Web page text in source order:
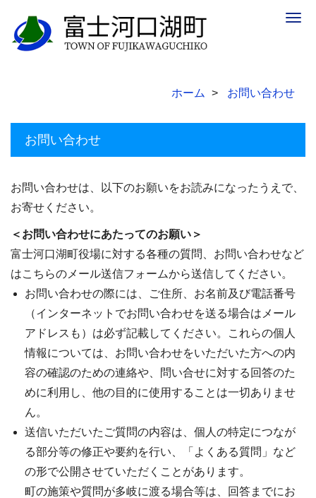
ホーム お問い合わせ
お問い合わせ
お問い合わせは、以下のお願いをお読みになったうえで、
お寄せください。
＜お問い合わせにあたってのお願い＞
富士河口湖町役場に対する各種の質問、お問い合わせなど
はこちらのメール送信フォームから送信してください。
お問い合わせの際には、ご住所、お名前及び電話番号
（インターネットでお問い合わせを送る場合はメール
アドレスも）は必ず記載してください。これらの個人
情報については、お問い合わせをいただいた方への内
容の確認のための連絡や、問い合せに対する回答のた
めに利用し、他の目的に使用することは一切ありませ
ん。
送信いただいたご質問の内容は、個人の特定につなが
る部分等の修正や要約を行い、「よくある質問」など
の形で公開させていただくことがあります。
町の施策や質問が多岐に渡る場合等は、回答までにお